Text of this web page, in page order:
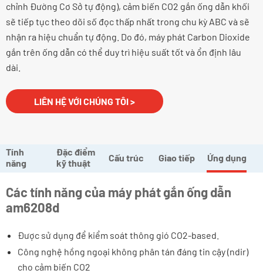
chỉnh Đường Cơ Sở tự động), cảm biến CO2 gắn ống dẫn khối
sẽ tiếp tục theo dõi số đọc thấp nhất trong chu kỳ ABC và sẽ
nhận ra hiệu chuẩn tự động. Do đó, máy phát Carbon Dioxide
gắn trên ống dẫn có thể duy trì hiệu suất tốt và ổn định lâu
dài.
LIÊN HỆ VỚI CHÚNG TÔI >
Tính
năng
Đặc điểm
kỹ thuật
Cấu trúc Giao tiếp Ứng dụng
Các tính năng của máy phát gắn ống dẫn
am6208d
Được sử dụng để kiểm soát thông gió CO2-based.
Công nghệ hồng ngoại không phân tán đáng tin cậy (ndir)
cho cảm biến CO2